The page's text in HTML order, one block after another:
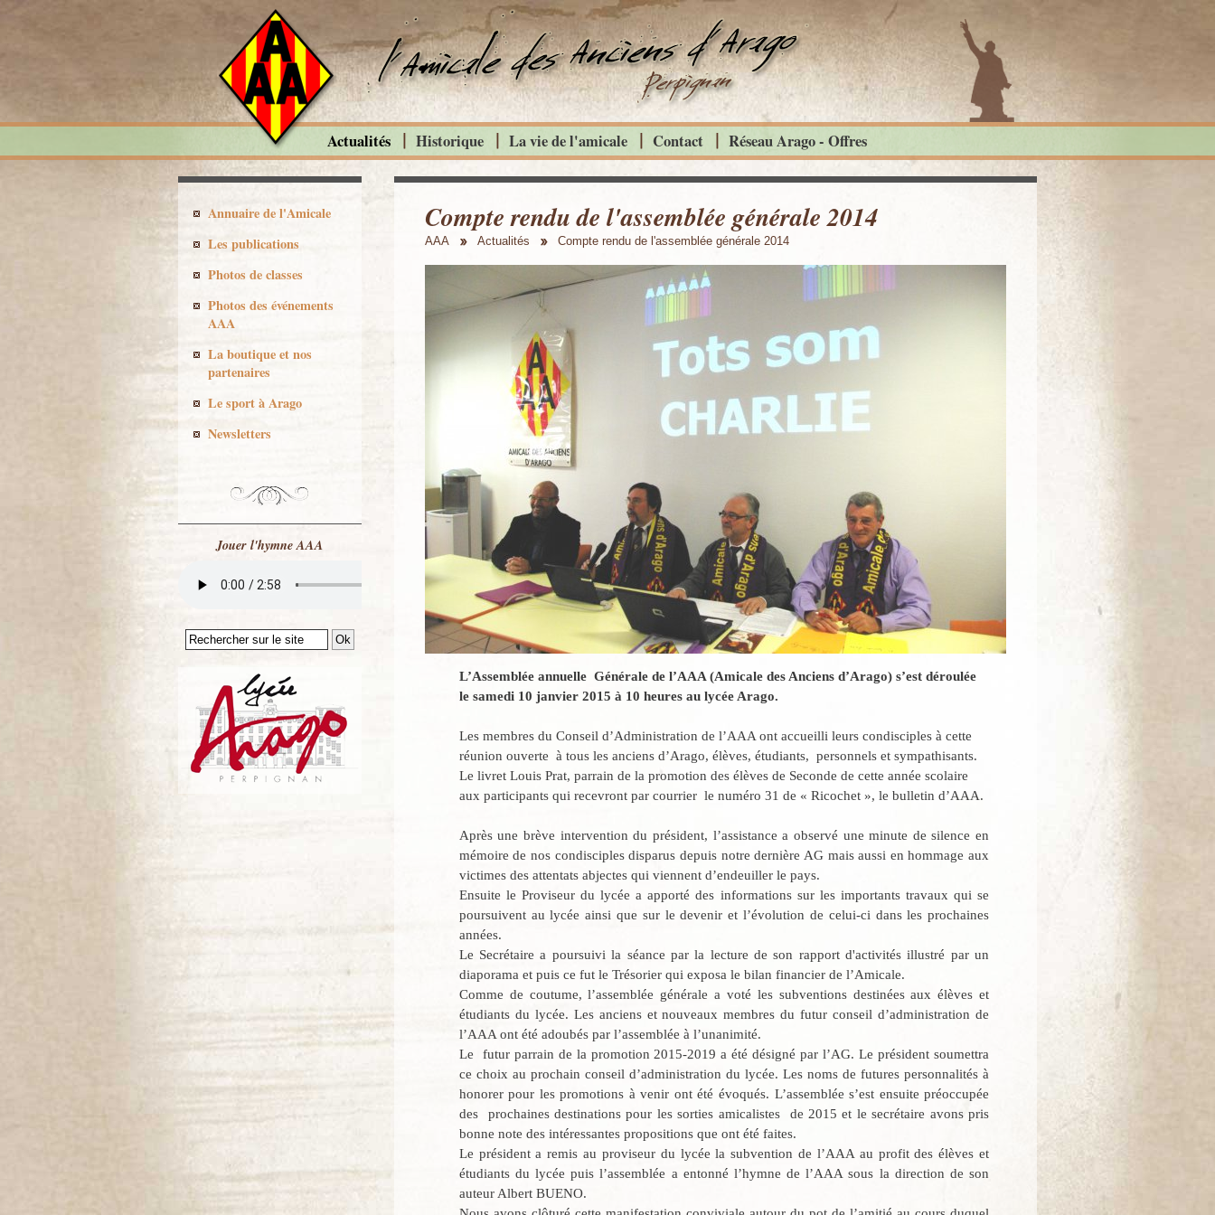
Compte rendu de l'assemblée générale 2014
AAA Actualités Compte rendu de l'assemblée générale 2014
L’Assemblée annuelle Générale de l’AAA (Amicale des Anciens d’Arago) s’est déroulée
le samedi 10 janvier 2015 à 10 heures au lycée Arago.
Les membres du Conseil d’Administration de l’AAA ont accueilli leurs condisciples à cette
réunion ouverte à tous les anciens d’Arago, élèves, étudiants, personnels et sympathisants.
Le livret Louis Prat, parrain de la promotion des élèves de Seconde de cette année scolaire
aux participants qui recevront par courrier le numéro 31 de « Ricochet », le bulletin d’AAA.
Après une brève intervention du président, l’assistance a observé une minute de silence en
mémoire de nos condisciples disparus depuis notre dernière AG mais aussi en hommage aux
victimes des attentats abjectes qui viennent d’endeuiller le pays.
Ensuite le Proviseur du lycée a apporté des informations sur les importants travaux qui se
poursuivent au lycée ainsi que sur le devenir et l’évolution de celui-ci dans les prochaines
années.
Le Secrétaire a poursuivi la séance par la lecture de son rapport d'activités illustré par un
diaporama et puis ce fut le Trésorier qui exposa le bilan financier de l’Amicale.
Comme de coutume, l’assemblée générale a voté les subventions destinées aux élèves et
étudiants du lycée. Les anciens et nouveaux membres du futur conseil d’administration de
l’AAA ont été adoubés par l’assemblée à l’unanimité.
Le futur parrain de la promotion 2015-2019 a été désigné par l’AG. Le président soumettra
ce choix au prochain conseil d’administration du lycée. Les noms de futures personnalités à
honorer pour les promotions à venir ont été évoqués. L’assemblée s’est ensuite préoccupée
des prochaines destinations pour les sorties amicalistes de 2015 et le secrétaire avons pris
bonne note des intéressantes propositions que ont été faites.
Le président a remis au proviseur du lycée la subvention de l’AAA au profit des élèves et
étudiants du lycée puis l’assemblée a entonné l’hymne de l’AAA sous la direction de son
auteur Albert BUENO.
Actualités Historique La vie de l'amicale Contact Réseau Arago - Offres
Annuaire de l'Amicale
Les publications
Photos de classes
Photos des événements
AAA
La boutique et nos
partenaires
Le sport à Arago
Newsletters
Jouer l'hymne AAA